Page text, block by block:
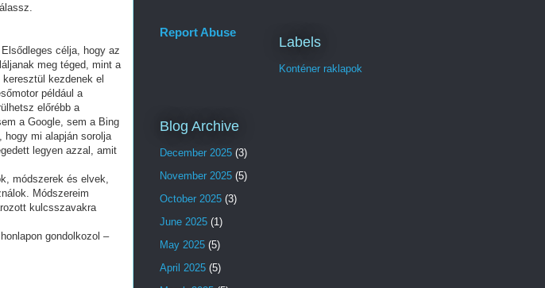
célja, hogy az
meg téged, mint a
kezdenek el
például a
előrébb a
a Google, sem a Bing
mi alapján sorolja
legyen azzal, amit
módszerek és elvek,
Módszereim
kulcsszavakra
gondolkozol –
Report Abuse
Labels
Konténer raklapok
Blog Archive
December 2025 (3)
November 2025 (5)
October 2025 (3)
June 2025 (1)
May 2025 (5)
April 2025 (5)